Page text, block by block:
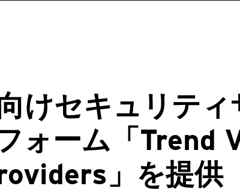
けセキュリティ
ォーム「Trend
」を提供